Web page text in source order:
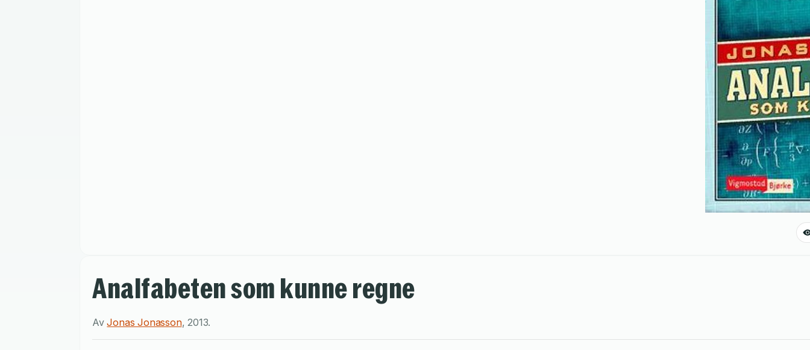
Analfabeten som kunne regne
AvJonas Jonasson,2013.